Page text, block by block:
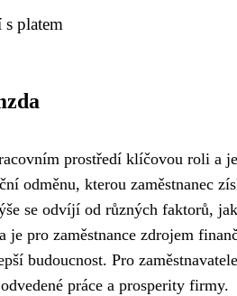
platem
prostředí klíčovou roli a
odměnu, kterou zaměstnanec
se odvíjí od různých faktorů,
je pro zaměstnance zdrojem
budoucnost. Pro
práce a prosperity firmy.